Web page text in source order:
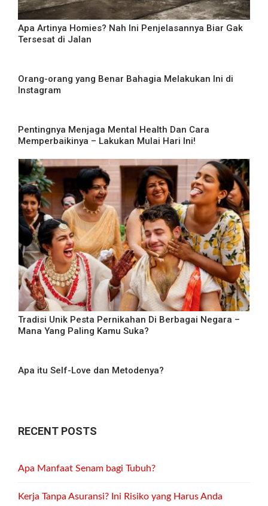
Apa Artinya Homies? Nah Ini Penjelasannya Biar Gak
Tersesat di Jalan
Orang-orang yang Benar Bahagia Melakukan Ini di
Instagram
Pentingnya Menjaga Mental Health Dan Cara
Memperbaikinya – Lakukan Mulai Hari Ini!
Tradisi Unik Pesta Pernikahan Di Berbagai Negara –
Mana Yang Paling Kamu Suka?
Apa itu Self-Love dan Metodenya?
RECENT POSTS
Apa Manfaat Senam bagi Tubuh?
Kerja Tanpa Asuransi? Ini Risiko yang Harus Anda